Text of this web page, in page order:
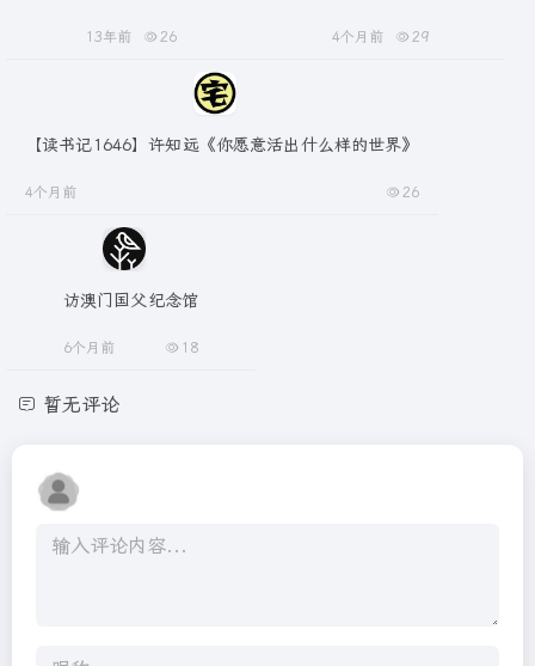
13年前 26 4个月前 29
【读书记1646】许知远《你愿意活出什么样的世界》
4个月前 26
访澳门国父纪念馆
6个月前 18
暂无评论